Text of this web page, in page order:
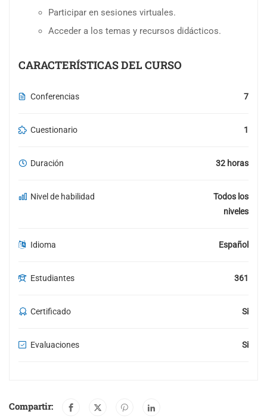
Participar en sesiones virtuales.
Acceder a los temas y recursos didácticos.
CARACTERÍSTICAS DEL CURSO
Conferencias 7
Cuestionario 1
Duración 32 horas
Nivel de habilidad
Todos los
niveles
Idioma Español
Estudiantes 361
Certificado Si
Evaluaciones Si
Compartir: